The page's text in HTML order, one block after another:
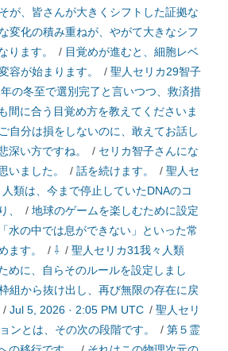
が、皆さんが大きくシフトした証拠な
変化の積み重ねが、やがて大きなシフ
ります。
/ 目覚めが進むと、細胞レベ
容が始まります。
/ 聖人セリカ29智子
の冬至で選別完了と言いつつ、救済措
間に合う目覚め方を教えてくださいま
自分は損をしないのに、敢えてお話し
深い方ですね。
/ セリカ智子さんにな
いました。
/ 話を続けます。 / 聖人セ
類は、今まで停止していたDNAのコ
、
/ 地球のゲームを楽しむために設定
水の中では息ができない」といった常
ます。
/ ⇩ / 聖人セリカ31我々人類
めに、自らそのルールを設定しまし
組から抜け出し、再び無限の存在に戻
/ Jul 5, 2026 · 2:05 PM UTC / 聖人セリ
ンとは、その次の段階です。
/ 第５霊